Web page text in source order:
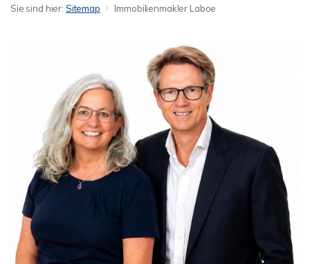
Sie sind hier: Sitemap Immobilienmakler Laboe